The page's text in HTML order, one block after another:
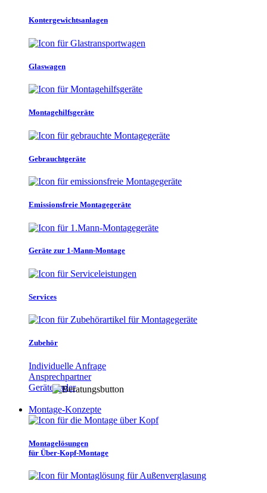
Kontergewichtsanlagen
Glaswagen
Montagehilfsgeräte
Gebrauchtgeräte
Emissionsfreie Montagegeräte
Geräte zur 1-Mann-Montage
Services
Zubehör
Individuelle Anfrage
Ansprechpartner
Gerätefinder
Montage-Konzepte
Montagelösungen
für Über-Kopf-Montage